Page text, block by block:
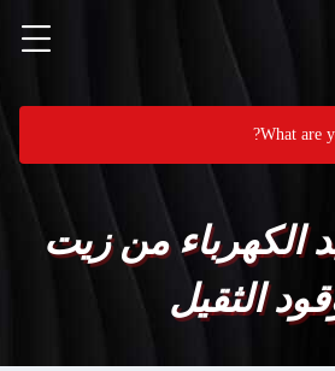
الكهرباء من زيت
الثقيل